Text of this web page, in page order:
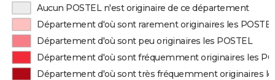
Aucun POSTEL n'est originaire de ce département
Département d'où sont rarement originaires les
Département d'où sont peu originaires les POSTEL
Département d'où sont fréquemment originaires les
Département d'où sont très fréquemment originaires